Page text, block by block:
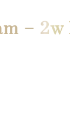
– 2w